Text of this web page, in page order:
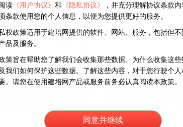
筑材料与构造（新）
加入购物车
读 《用户协议》 和 《隐私协议》
，并充分理解协议条款
条款使用您的个人信息，以便为您提供更好的服务。
权政策适用于建培网提供的软件、网站、服务，包括但不
品及服务。
策旨在帮助您了解我们会收集那些数据、为什么收集这
我们如何保护这些数据。了解这些内容，对于您行驶个
。请您在使用建培网产品或服务前务必认真阅读本政策。
同意并继续